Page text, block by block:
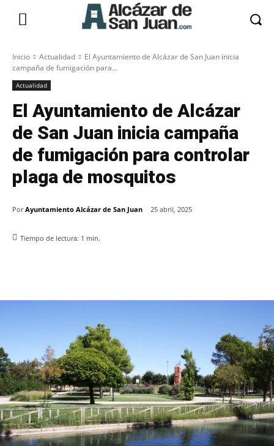
Inicio Actualidad
El Ayuntamiento de Alcázar de San Juan inicia
campaña de fumigación para...
Actualidad
El Ayuntamiento de Alcázar
de San Juan inicia campaña
de fumigación para controlar
plaga de mosquitos
Por Ayuntamiento Alcázar de San Juan 25 abril, 2025
Tiempo de lectura: 1 min.